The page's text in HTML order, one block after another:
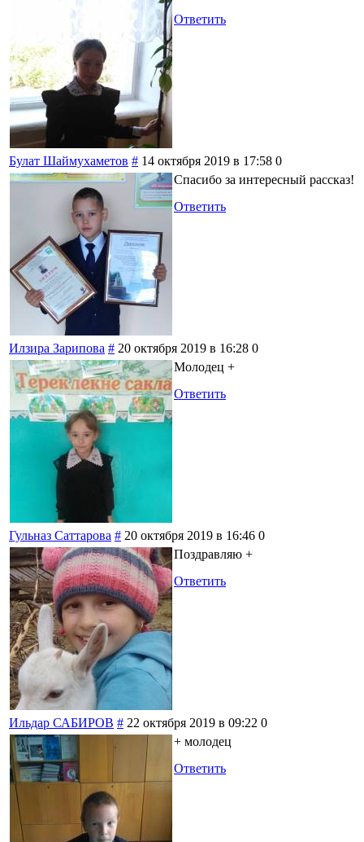
Ответить
Булат Шаймухаметов # 14 октября 2019 в 17:58 0
Спасибо за интересный рассказ!
Ответить
Илзира Зарипова # 20 октября 2019 в 16:28 0
Молодец +
Ответить
Гульназ Саттарова # 20 октября 2019 в 16:46 0
Поздравляю +
Ответить
Ильдар САБИРОВ # 22 октября 2019 в 09:22 0
+ молодец
Ответить